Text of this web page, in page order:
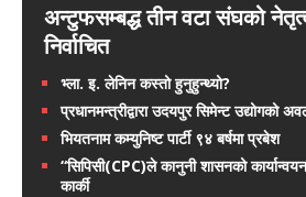
अन्टुफसम्बद्ध तीन वटा संघको
निर्वाचित
भ्ला. इ. लेनिन कस्तो हुनुहुन्थ्यो?
प्रधानमन्त्रीद्वारा उदयपुर सिमेन्ट उद्योगको
भियतनाम कम्युनिष्ट पार्टी ९४ बर्षमा प्रबेश
“सिपिसी(CPC)ले कानुनी शासनको
कार्की